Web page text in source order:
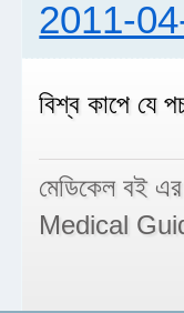
2011-
বিশ্ব কাপে যে
মেডিকেল বই
Medical